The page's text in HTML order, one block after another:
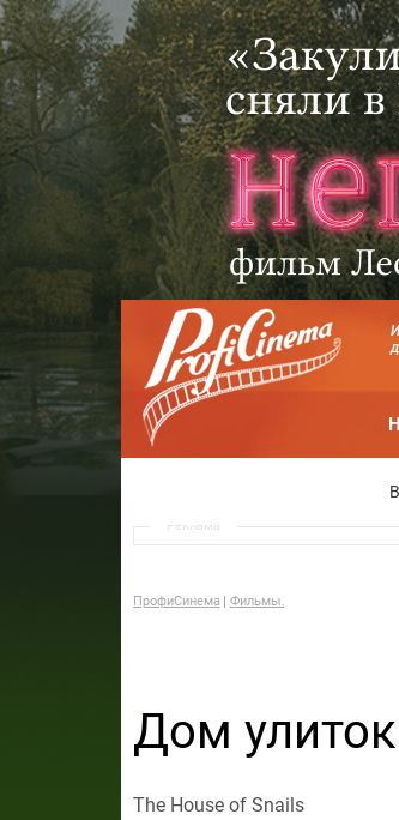
Реклама
ПрофиСинема Фильмы.
Дом улиток
The House of Snails